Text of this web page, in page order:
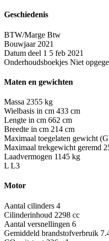
Geschiedenis
BTW/Marge Btw
Bouwjaar 2021
Datum deel 1 5 feb 2021
Onderhoudsboekjes Niet
Maten en gewichten
Massa 2355 kg
Wielbasis in cm 433 cm
Lengte in cm 662 cm
Breedte in cm 214 cm
Maximaal toegelaten gewicht
Maximaal trekgewicht geremd
Laadvermogen 1145 kg
L L3
Motor
Aantal cilinders 4
Cilinderinhoud 2298 cc
Aantal versnellingen 6
Gemiddeld brandstofverbruik